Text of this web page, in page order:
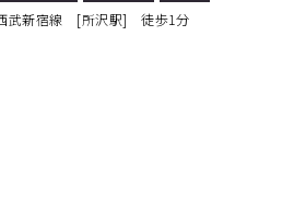
武新宿線 [所沢駅] 徒歩1分